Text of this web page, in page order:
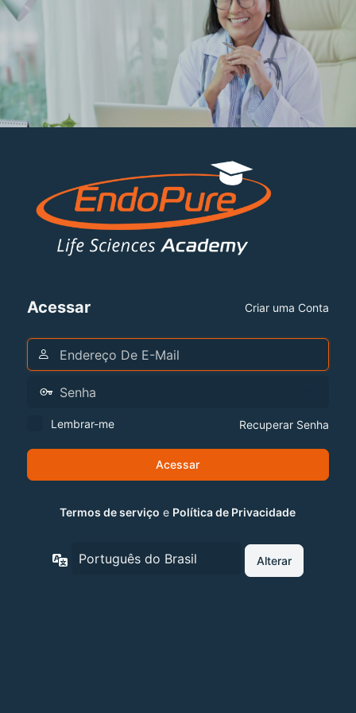
Acessar Criar uma Conta
Lembrar-me Recuperar Senha
Termos de serviço e Política de Privacidade
Idioma